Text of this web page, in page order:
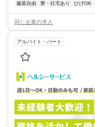
服装自由
寮・社宅あり ひげOK
同じ企業の求人
アルバイト・パート